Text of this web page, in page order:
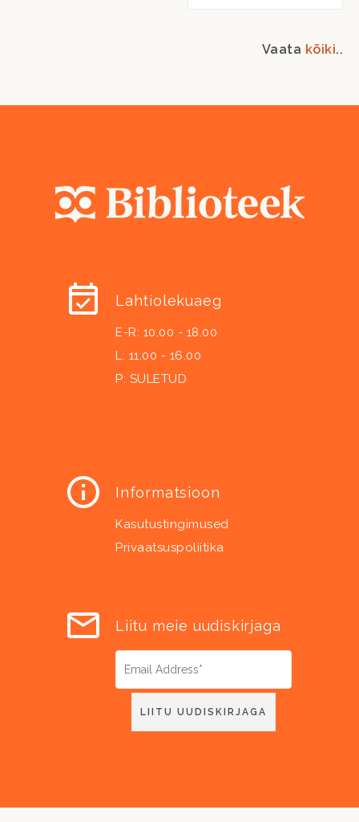
Vaata kõiki..
Lahtiolekuaeg
E-R: 10.00 - 18.00
L: 11.00 - 16.00
P: SULETUD
Informatsioon
Kasutustingimused
Privaatsuspoliitika
Liitu meie uudiskirjaga